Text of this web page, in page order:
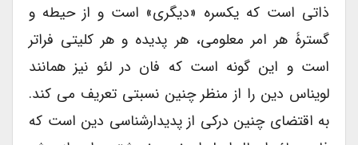
ذاتی است که یکسره «دیگری» است و از حیطه و
گسترۀ هر امر معلومی، هر پدیده و هر کلیتی فراتر
است و این گونه است که فان در لئو نیز همانند
لویناس دین را از منظر چنین نسبتی تعریف می کند.
به اقتضای چنین درکی از پدیدارشناسی دین است که